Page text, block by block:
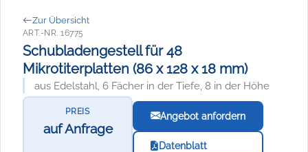
Zur Übersicht
ART.-NR. 16775
Schubladengestell für 48
Mikrotiterplatten (86 x 128 x 18 mm)
aus Edelstahl, 6 Fächer in der Tiefe, 8 in der Höhe
PREIS
auf Anfrage
Angebot anfordern
Datenblatt